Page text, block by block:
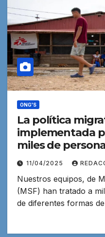
ONG'S
La política
implementada
miles de
legal y
11/04/2025
Nuestros equipos, de
(MSF) han tratado a
de diferentes formas